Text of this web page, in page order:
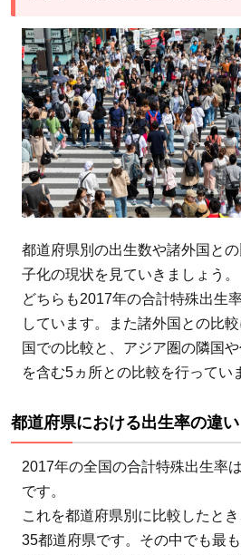
都道府県別の出生数や諸外国と
子化の現状を見ていきましょう。
どちらも2017年の合計特殊出生
しています。また諸外国との比
国での比較と、アジア圏の隣国
を含む5ヵ所との比較を行ってい
都道府県における出生率の違い
2017年の全国の合計特殊出生率
です。
これを都道府県別に比較したと
35都道府県です。その中でも最